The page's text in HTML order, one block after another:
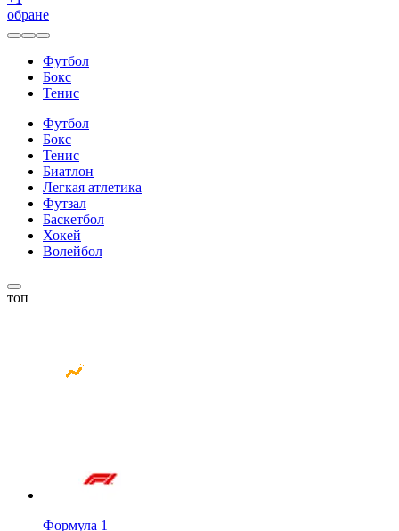
обране
Футбол
Бокс
Тенис
Футбол
Бокс
Тенис
Биатлон
Легкая атлетика
Футзал
Баскетбол
Хокей
Волейбол
топ
Формула 1